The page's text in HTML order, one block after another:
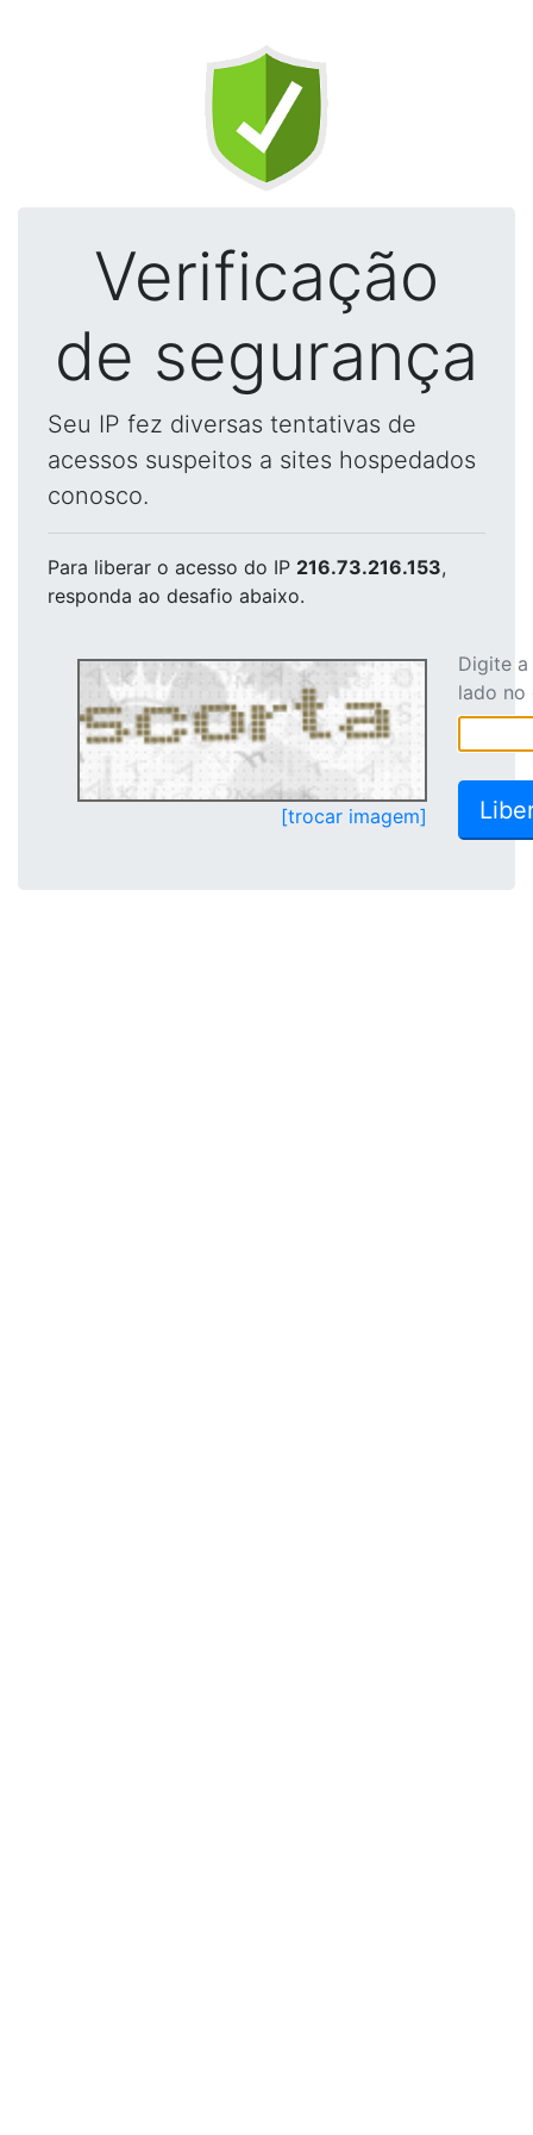
Verificação
de segurança
Seu IP fez diversas tentativas de
acessos suspeitos a sites hospedados
conosco.
Para liberar o acesso do IP 216.73.216.153,
responda ao desafio abaixo.
[trocar imagem]
Digite
lado no